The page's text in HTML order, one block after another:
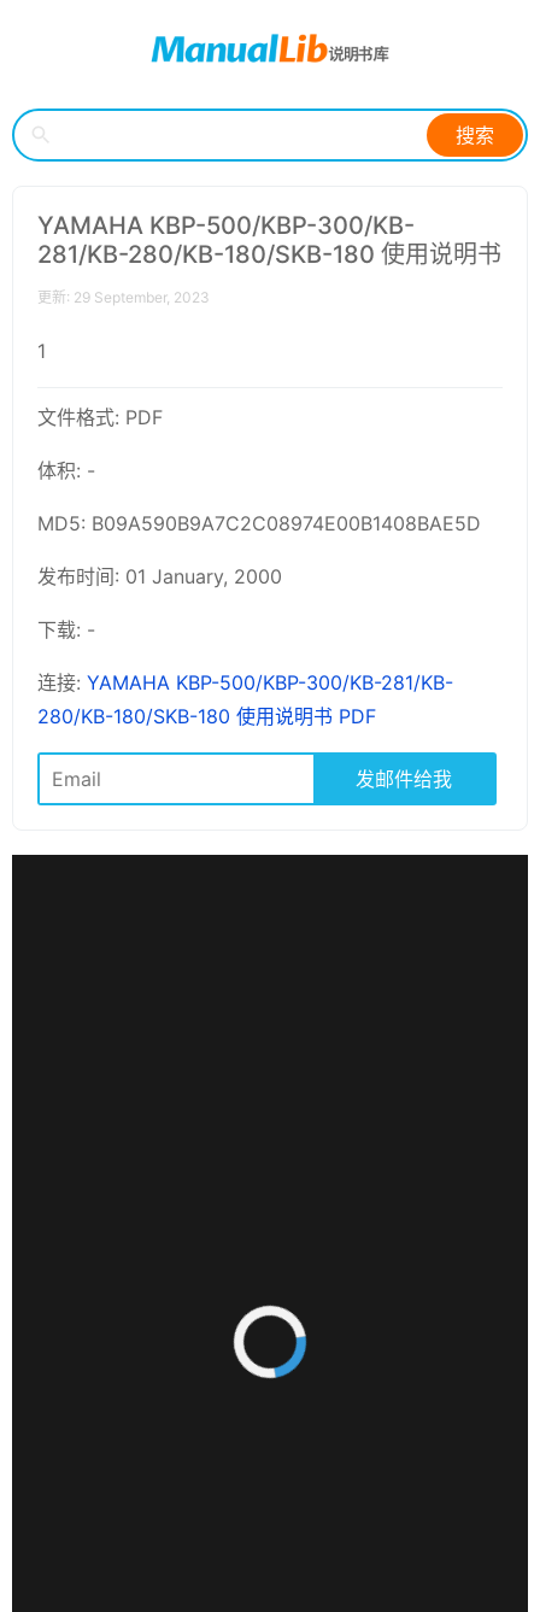
搜索
YAMAHA KBP-500/KBP-300/KB-
281/KB-280/KB-180/SKB-180 使用说明书
更新: 29 September, 2023
1
文件格式: PDF
体积: -
MD5: B09A590B9A7C2C08974E00B1408BAE5D
发布时间: 01 January, 2000
下载: -
连接: YAMAHA KBP-500/KBP-300/KB-281/KB-
280/KB-180/SKB-180 使用说明书 PDF
发邮件给我